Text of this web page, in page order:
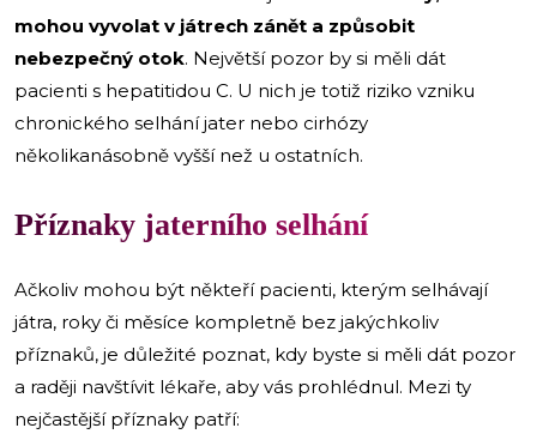
mohou vyvolat v játrech zánět a způsobit
nebezpečný otok. Největší pozor by si měli dát
pacienti s hepatitidou C. U nich je totiž riziko vzniku
chronického selhání jater nebo cirhózy
několikanásobně vyšší než u ostatních.
Příznaky jaterního selhání
Ačkoliv mohou být někteří pacienti, kterým selhávají
játra, roky či měsíce kompletně bez jakýchkoliv
příznaků, je důležité poznat, kdy byste si měli dát pozor
a raději navštívit lékaře, aby vás prohlédnul. Mezi ty
nejčastější příznaky patří: